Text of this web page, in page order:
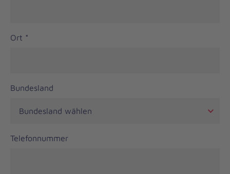
Ort *
Bundesland
Telefonnummer